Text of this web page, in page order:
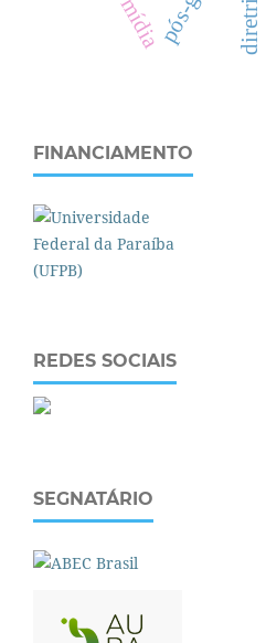
mídia
FINANCIAMENTO
REDES SOCIAIS
SEGNATÁRIO